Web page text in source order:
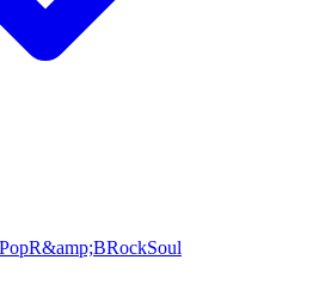
PopR&amp;BRockSoul